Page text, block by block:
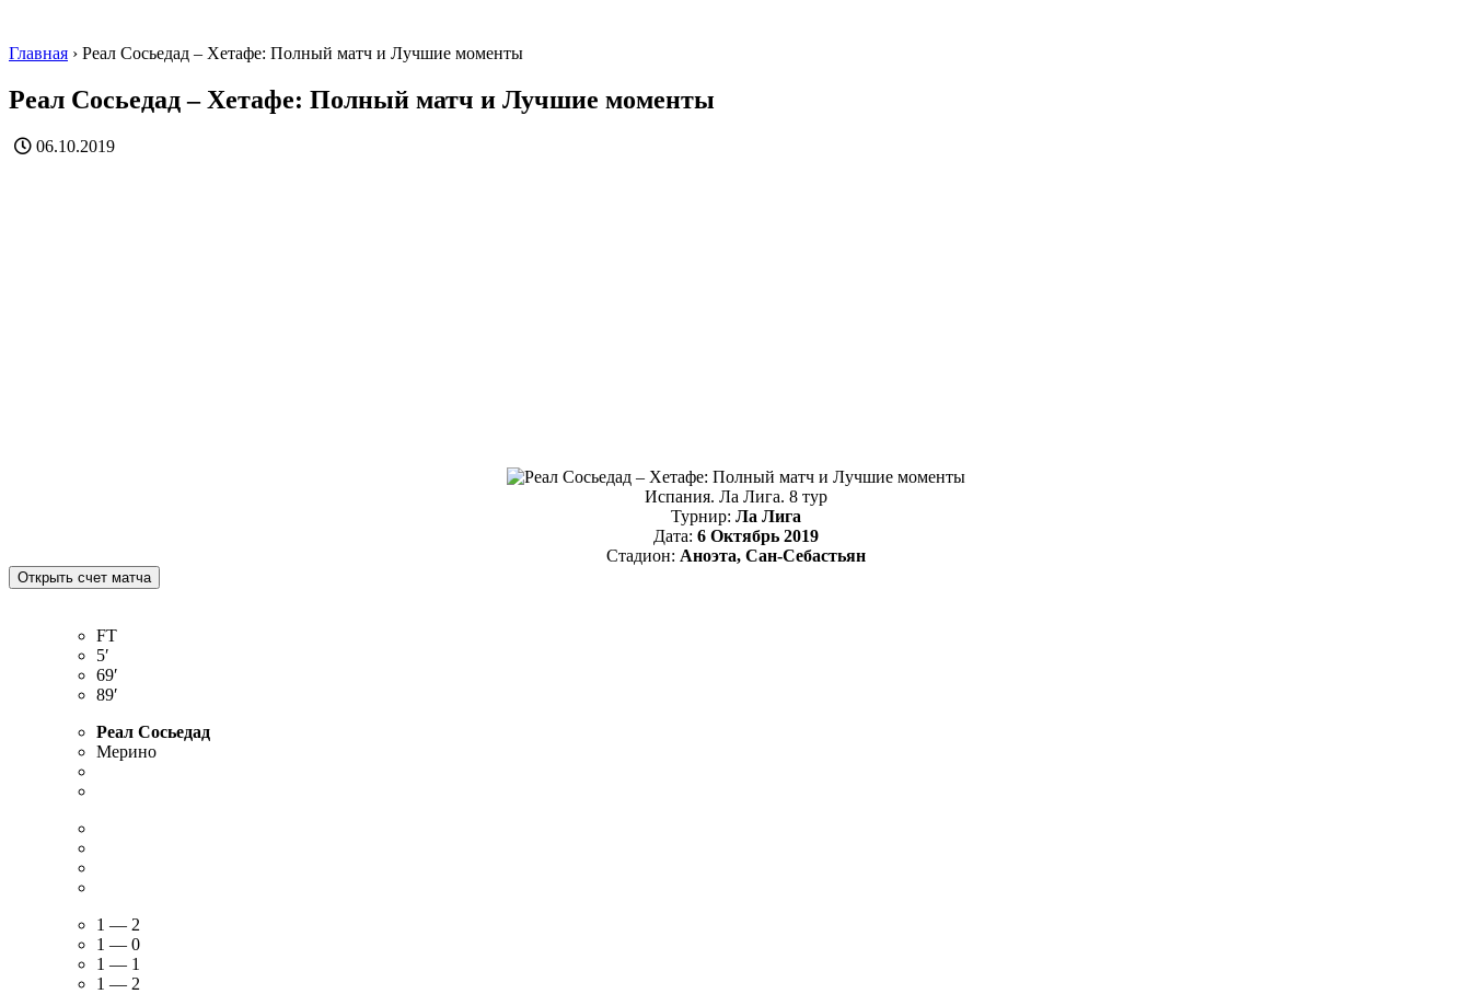
Главная › Реал Сосьедад – Хетафе: Полный матч и Лучшие моменты
Реал Сосьедад – Хетафе: Полный матч и Лучшие моменты
06.10.2019
Испания. Ла Лига. 8 тур
Турнир: Ла Лига
Дата: 6 Октябрь 2019
Стадион: Аноэта, Сан-Себастьян
FT
5′
69′
89′
Реал Сосьедад
Мерино
1 — 2
1 — 0
1 — 1
1 — 2